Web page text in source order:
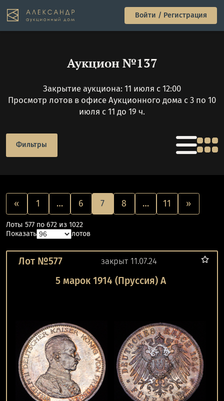
Войти / Регистрация
Аукцион №137
Закрытие аукциона: 11 июля с 12:00
Просмотр лотов в офисе Аукционного дома с 3 по 10
июля с 11 до 19 ч.
Фильтры
« 1 … 6 7 8 … 11 »
Лоты 577 по 672 из 1022
Показать
лотов
Лот №577 закрыт 11.07.24
5 марок 1914 (Пруссия) A